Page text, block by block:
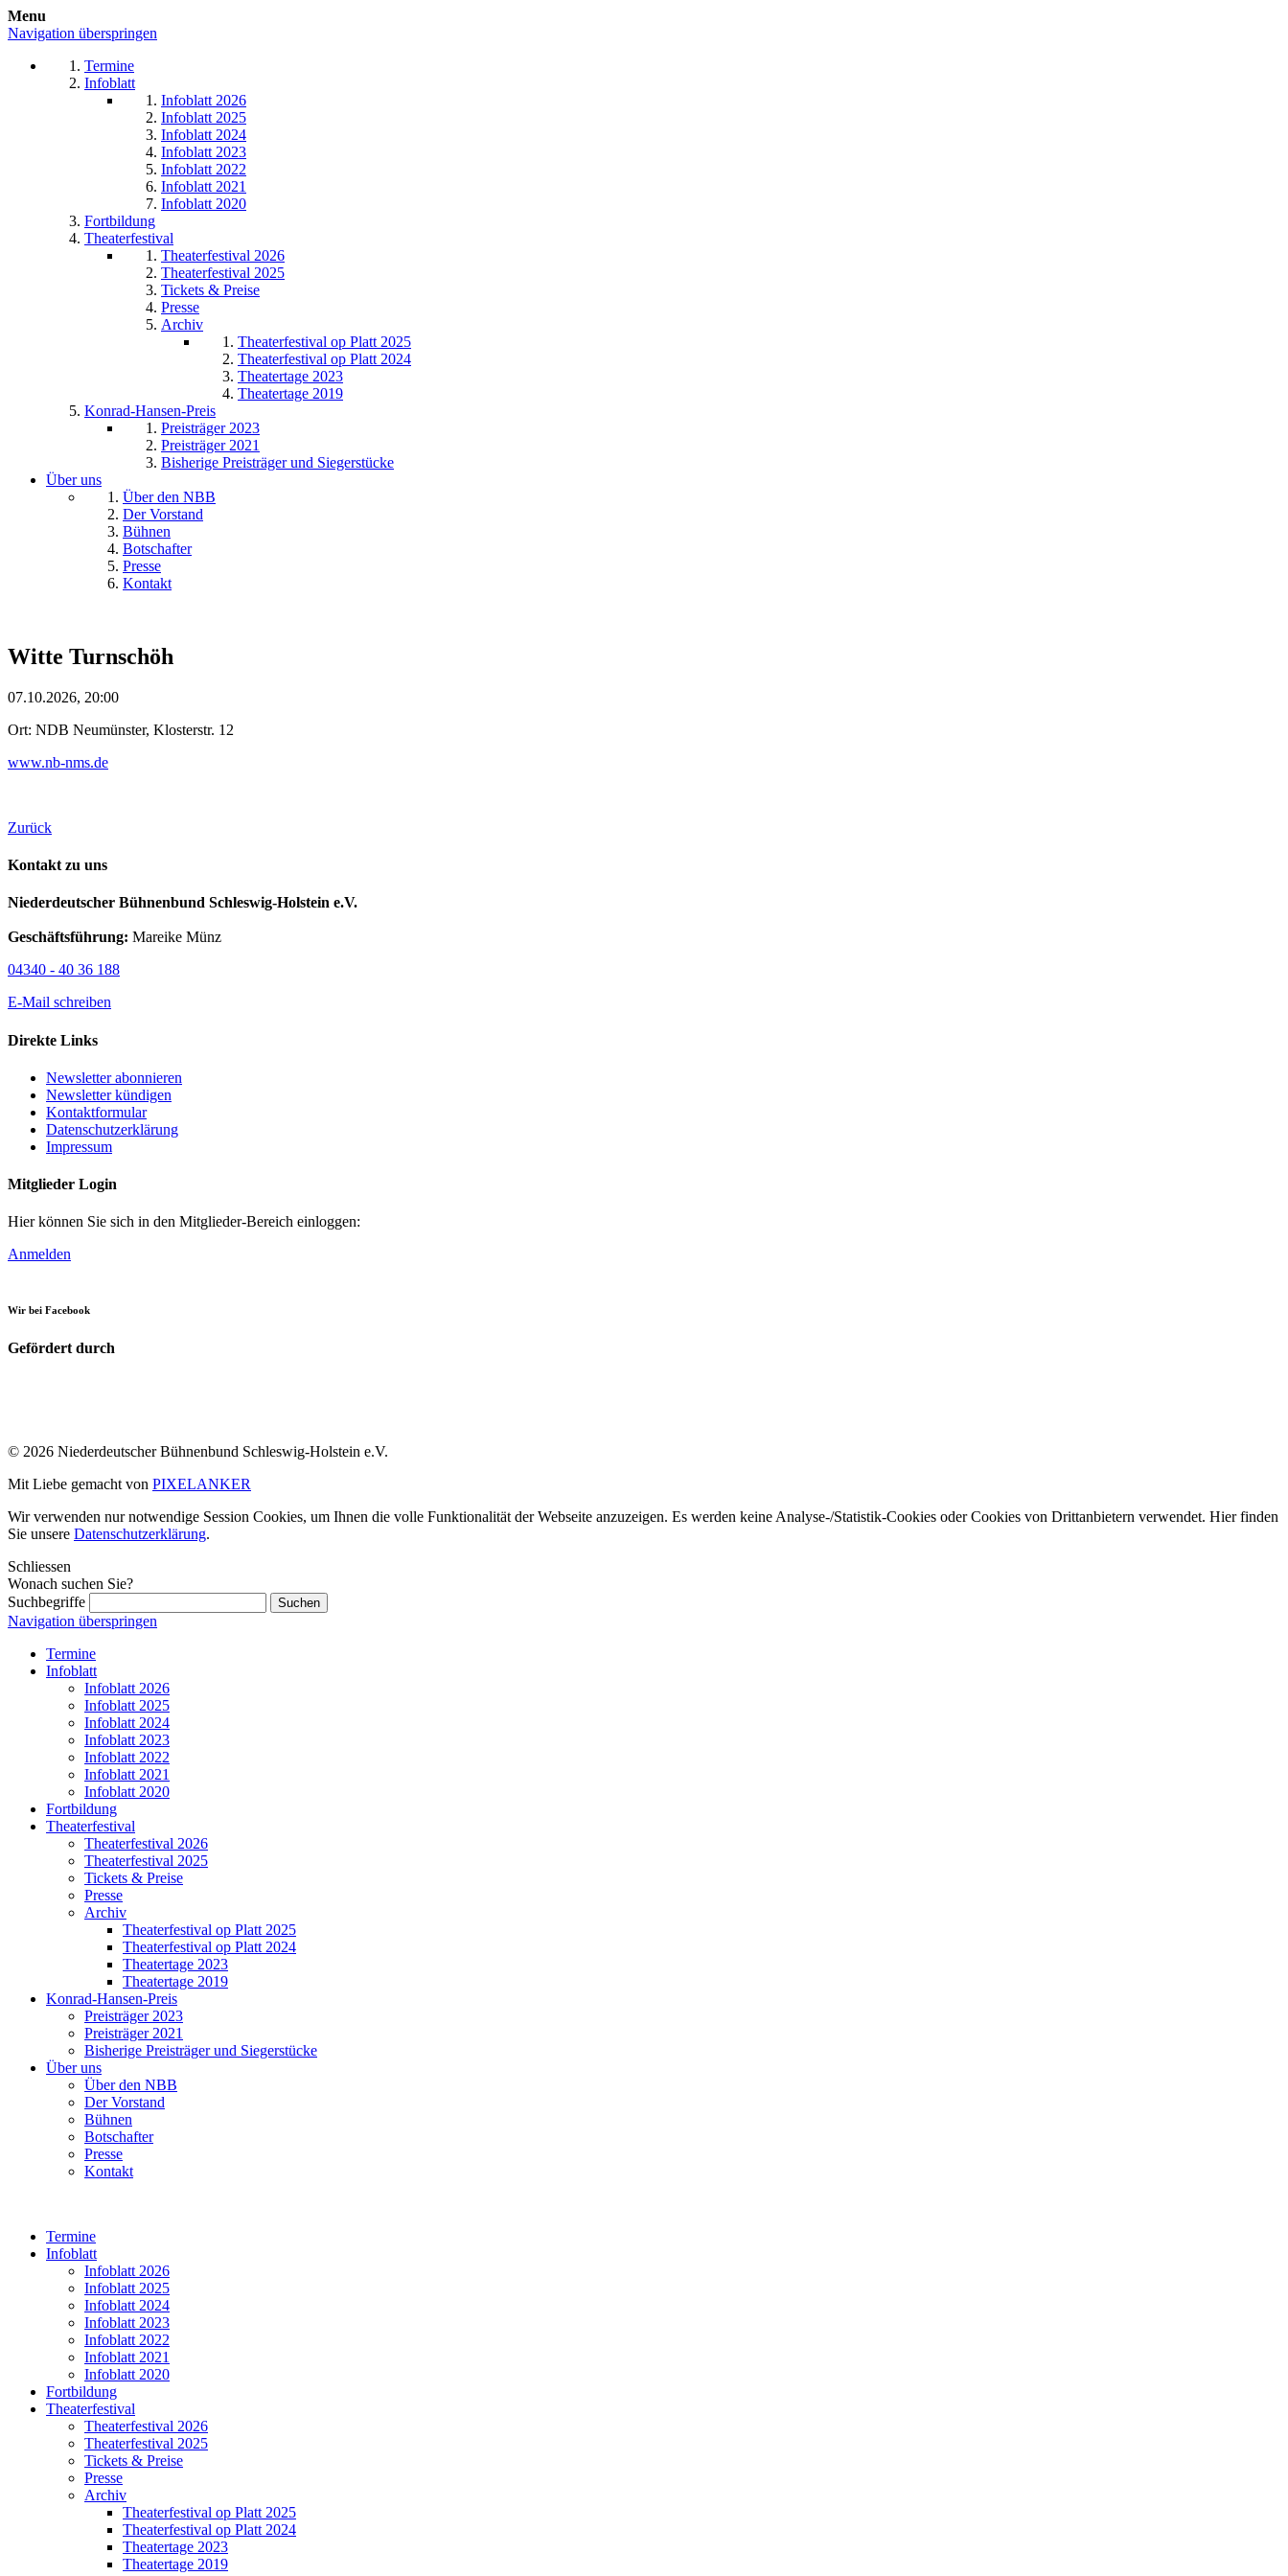
Menu
Navigation überspringen
Termine
Infoblatt
Infoblatt 2026
Infoblatt 2025
Infoblatt 2024
Infoblatt 2023
Infoblatt 2022
Infoblatt 2021
Infoblatt 2020
Fortbildung
Theaterfestival
Theaterfestival 2026
Theaterfestival 2025
Tickets & Preise
Presse
Archiv
Theaterfestival op Platt 2025
Theaterfestival op Platt 2024
Theatertage 2023
Theatertage 2019
Konrad-Hansen-Preis
Preisträger 2023
Preisträger 2021
Bisherige Preisträger und Siegerstücke
Über uns
Über den NBB
Der Vorstand
Bühnen
Botschafter
Presse
Kontakt
Witte Turnschöh
07.10.2026, 20:00
Ort: NDB Neumünster, Klosterstr. 12
www.nb-nms.de
Zurück
Kontakt zu uns
Niederdeutscher Bühnenbund Schleswig-Holstein e.V.
Geschäftsführung: Mareike Münz
04340 - 40 36 188
E-Mail schreiben
Direkte Links
Newsletter abonnieren
Newsletter kündigen
Kontaktformular
Datenschutzerklärung
Impressum
Mitglieder Login
Hier können Sie sich in den Mitglieder-Bereich einloggen:
Anmelden
Wir bei Facebook
Gefördert durch
© 2026 Niederdeutscher Bühnenbund Schleswig-Holstein e.V.
Mit Liebe gemacht von PIXELANKER
Wir verwenden nur notwendige Session Cookies, um Ihnen die volle Funktionalität der Webseite anzuzeigen. Es werden keine Analyse-/Statistik-Cookies oder Cookies von Drittanbietern verwendet. Hier finden
Sie unsere Datenschutzerklärung.
Schliessen
Wonach suchen Sie?
Suchbegriffe
Navigation überspringen
Termine
Infoblatt
Infoblatt 2026
Infoblatt 2025
Infoblatt 2024
Infoblatt 2023
Infoblatt 2022
Infoblatt 2021
Infoblatt 2020
Fortbildung
Theaterfestival
Theaterfestival 2026
Theaterfestival 2025
Tickets & Preise
Presse
Archiv
Theaterfestival op Platt 2025
Theaterfestival op Platt 2024
Theatertage 2023
Theatertage 2019
Konrad-Hansen-Preis
Preisträger 2023
Preisträger 2021
Bisherige Preisträger und Siegerstücke
Über uns
Über den NBB
Der Vorstand
Bühnen
Botschafter
Presse
Kontakt
Termine
Infoblatt
Infoblatt 2026
Infoblatt 2025
Infoblatt 2024
Infoblatt 2023
Infoblatt 2022
Infoblatt 2021
Infoblatt 2020
Fortbildung
Theaterfestival
Theaterfestival 2026
Theaterfestival 2025
Tickets & Preise
Presse
Archiv
Theaterfestival op Platt 2025
Theaterfestival op Platt 2024
Theatertage 2023
Theatertage 2019